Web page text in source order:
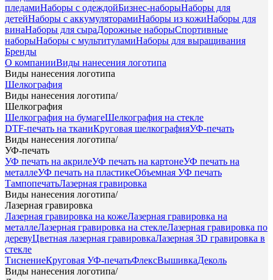
пледамиНаборы с одеждойБизнес-наборыНаборы для
детейНаборы с аккумуляторамиНаборы из кожиНаборы для
винаНаборы для сыраДорожные наборыСпортивные
наборыНаборы с мультитуламиНаборы для выращивания
Бренды
О компанииВиды нанесения логотипа
Виды нанесения логотипа
Шелкография
Виды нанесения логотипа/
Шелкография
Шелкография на бумагеШелкография на стекле
DTF-печать на тканиКруговая шелкографияУФ-печать
Виды нанесения логотипа/
УФ-печать
УФ печать на акрилеУФ печать на картонеУФ печать на
металлеУФ печать на пластикеОбъемная УФ печать
ТампопечатьЛазерная гравировка
Виды нанесения логотипа/
Лазерная гравировка
Лазерная гравировка на кожеЛазерная гравировка на
металлеЛазерная гравировка на стеклеЛазерная гравировка по
деревуЦветная лазерная гравировкаЛазерная 3D гравировка в
стекле
ТиснениеКруговая УФ-печатьФлексВышивкаДеколь
Виды нанесения логотипа/